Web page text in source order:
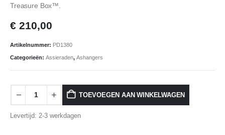
Treasure Box™.
€ 210,00
Artikelnummer: PD1380
Categorieën: Assieraden, Ashangers
TOEVOEGEN AAN WINKELWAGEN
Levertijd: 2-3 werkdagen